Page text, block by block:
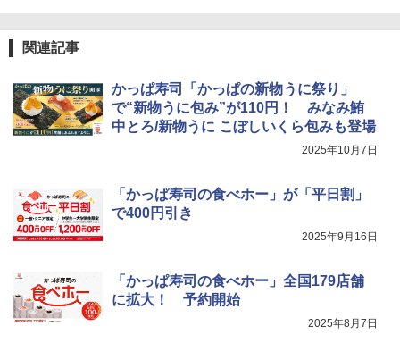
関連記事
かっぱ寿司「かっぱの新物うに祭り」
で“新物うに包み”が110円！ みなみ鮪
中とろ/新物うに こぼしいくら包みも登場
2025年10月7日
「かっぱ寿司の食べホー」が「平日割」
で400円引き
2025年9月16日
「かっぱ寿司の食べホー」全国179店舗
に拡大！ 予約開始
2025年8月7日